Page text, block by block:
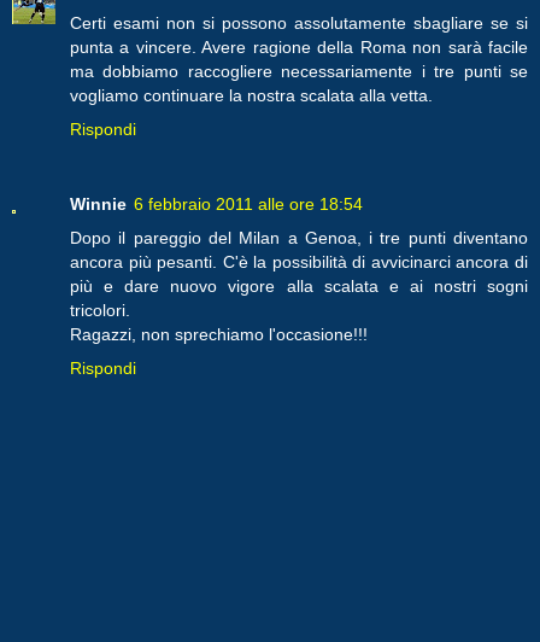
Certi esami non si possono assolutamente sbagliare se si
punta a vincere. Avere ragione della Roma non sarà facile
ma dobbiamo raccogliere necessariamente i tre punti se
vogliamo continuare la nostra scalata alla vetta.
Rispondi
Winnie 6 febbraio 2011 alle ore 18:54
Dopo il pareggio del Milan a Genoa, i tre punti diventano
ancora più pesanti. C'è la possibilità di avvicinarci ancora di
più e dare nuovo vigore alla scalata e ai nostri sogni
tricolori.
Ragazzi, non sprechiamo l'occasione!!!
Rispondi